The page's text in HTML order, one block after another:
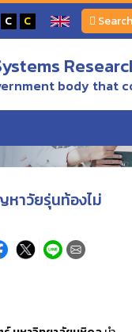
C C Search
body that
าวัยรุ่นท้องไม่